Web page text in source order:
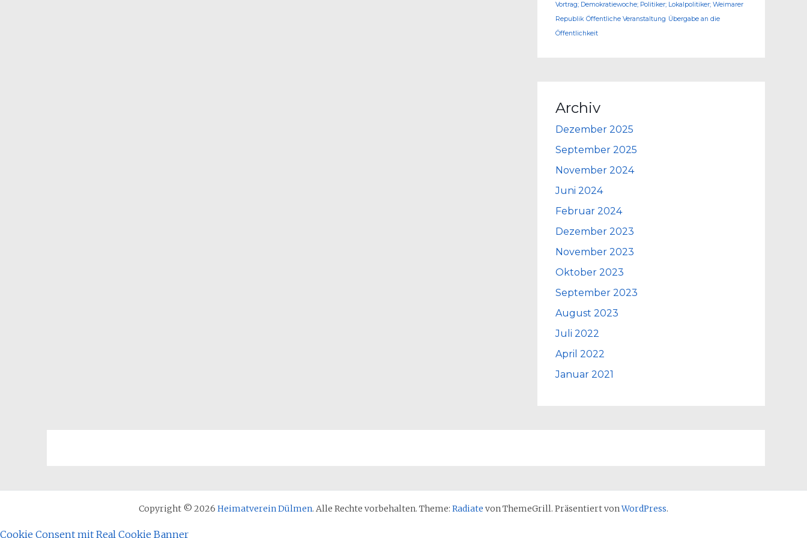
Vortrag; Demokratiewoche; Politiker; Lokalpolitiker; Weimarer
Republik Öffentliche Veranstaltung Übergabe an die
Öffentlichkeit
Archiv
Dezember 2025
September 2025
November 2024
Juni 2024
Februar 2024
Dezember 2023
November 2023
Oktober 2023
September 2023
August 2023
Juli 2022
April 2022
Januar 2021
Copyright © 2026 Heimatverein Dülmen. Alle Rechte vorbehalten. Theme: Radiate von ThemeGrill. Präsentiert vonWordPress.
Cookie Consent mit Real Cookie Banner